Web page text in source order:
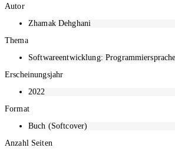
Autor
Zhamak Dehghani
Thema
Softwareentwicklung:
Erscheinungsjahr
2022
Format
Buch (Softcover)
Anzahl Seiten